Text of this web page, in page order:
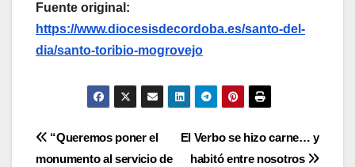
Fuente original:
https://www.diocesisdecordoba.es/santo-del-
dia/santo-toribio-mogrovejo
Navegación
El Verbo se hizo carne… y
habitó entre nosotros
“Queremos poner el
monumento al servicio de